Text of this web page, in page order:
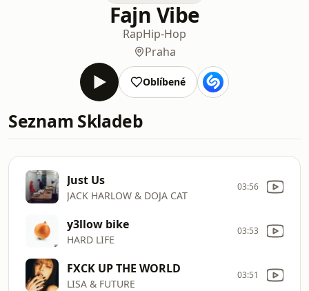
Fajn Vibe
RapHip-Hop
Praha
Oblíbené
Seznam Skladeb
Just Us
JACK HARLOW & DOJA CAT
03:56
y3llow bike
HARD LIFE
03:53
FXCK UP THE WORLD
LISA & FUTURE
03:51